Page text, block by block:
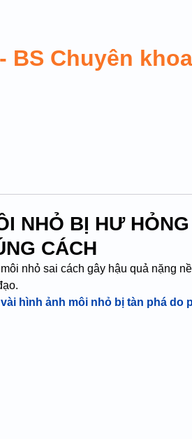
BS Chuyên
NHỎ BỊ HƯ
CÁCH
nhỏ sai cách gây hậu quả nặng
vài hình ảnh môi nhỏ bị tàn phá do